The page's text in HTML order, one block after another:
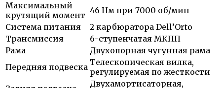
Максимальный
крутящий момент 46 Нм при 7000 об/мин
Система питания
2 карбюратора Dell’Orto
Трансмиссия
6-ступенчатая МКПП
Рама
Двухопорная чугунная рама
Передняя подвеска Телескопическая вилка,
регулируемая по жесткости
Двухамортисаторная,